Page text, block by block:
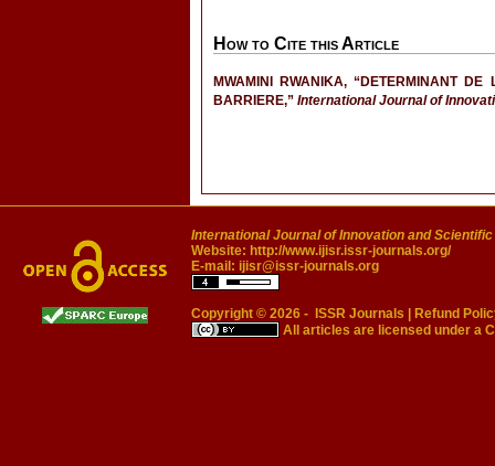
How to Cite this Article
MWAMINI RWANIKA, “DETERMINANT
BARRIERE,” International Journal of
International Journal of Innovation and
Website: http://www.ijisr.issr-journals.org/
E-mail: ijisr@issr-journals.org
Copyright © 2026 - ISSR Journals
Refund
All articles are licensed under a